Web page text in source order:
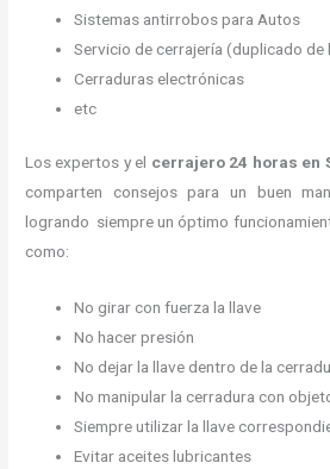
Sistemas antirrobos para Autos
Servicio de cerrajería (duplicado de
Cerraduras electrónicas
etc
Los expertos y el cerrajero 24 horas en
comparten consejos para un buen
logrando siempre un óptimo
como:
No girar con fuerza la llave
No hacer presión
No dejar la llave dentro de la
No manipular la cerradura con
Siempre utilizar la llave
Evitar aceites lubricantes